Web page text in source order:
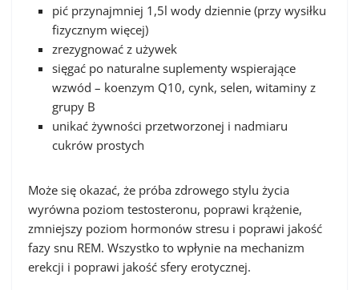
pić przynajmniej 1,5l wody dziennie (przy wysiłku
fizycznym więcej)
zrezygnować z używek
sięgać po naturalne suplementy wspierające
wzwód – koenzym Q10, cynk, selen, witaminy z
grupy B
unikać żywności przetworzonej i nadmiaru
cukrów prostych
Może się okazać, że próba zdrowego stylu życia
wyrówna poziom testosteronu, poprawi krążenie,
zmniejszy poziom hormonów stresu i poprawi jakość
fazy snu REM. Wszystko to wpłynie na mechanizm
erekcji i poprawi jakość sfery erotycznej.